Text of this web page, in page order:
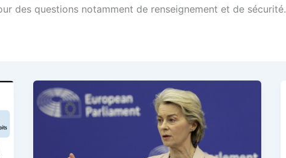
des questions notamment de renseignement et de sécurité.